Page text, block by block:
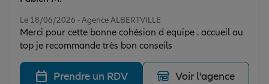
Le 18/06/2026 - Agence ALBERTVILLE
Merci pour cette bonne cohésion d equipe . accueil au
top je recommande très bon conseils
Prendre un RDV Voir l'agence